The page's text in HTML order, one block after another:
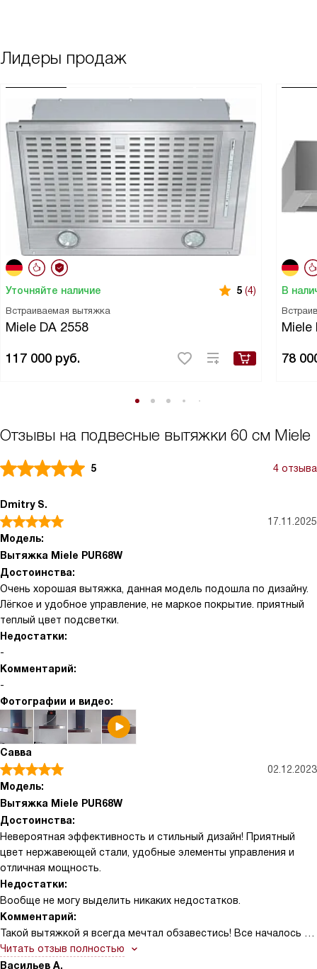
Лидеры продаж
Уточняйте наличие 5 (4)
Встраиваемая вытяжка
Miele DA 2558
117 000 руб.
В
Miele
78
Отзывы на подвесные вытяжки 60 см Miele
5 4 отзыва
Dmitry S.
17.11.2025
Модель:
Вытяжка Miele PUR68W
Достоинства:
Очень хорошая вытяжка, данная модель подошла по дизайну.
Лёгкое и удобное управление, не маркое покрытие. приятный
теплый цвет подсветки.
Недостатки:
-
Комментарий:
-
Фотографии и видео:
Савва
02.12.2023
Модель:
Вытяжка Miele PUR68W
Достоинства:
Невероятная эффективность и стильный дизайн! Приятный
цвет нержавеющей стали, удобные элементы управления и
отличная мощность.
Недостатки:
Вообще не могу выделить никаких недостатков.
Комментарий:
Такой вытяжкой я всегда мечтал обзавестись! Все началось с
того, как я впервые увидел ее в магазине. Она привлекла моё
внимание своим стильным дизайном и качественными
Читать отзыв полностью
Васильев А.